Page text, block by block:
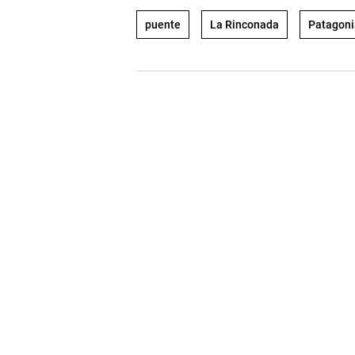
puente La Rinconada